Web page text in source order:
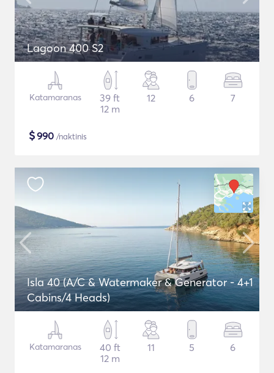
Lagoon 400 S2
Katamaranas
39 ft
12 m
12 6 7
$990 /naktinis
Isla 40 (A/C & Watermaker & Generator - 4+1
Cabins/4 Heads)
Katamaranas
40 ft
12 m
11 5 6